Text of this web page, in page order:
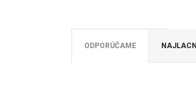
ODPORÚČAME